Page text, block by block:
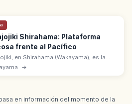
Shirahama: Plataforma
frente al Pacífico
en Shirahama (Wakayama), es la
de arenisca de 18-15 millones de
Lugar Especial de Belleza con fotos del
→
en información del momento de la